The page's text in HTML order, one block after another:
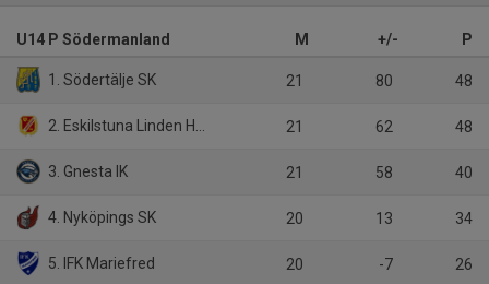
U14 P Södermanland M +/- P
1. Södertälje SK 21 80 48
2. Eskilstuna Linden Hockey 21 62 48
3. Gnesta IK 21 58 40
4. Nyköpings SK 20 13 34
5. IFK Mariefred 20 -7 26